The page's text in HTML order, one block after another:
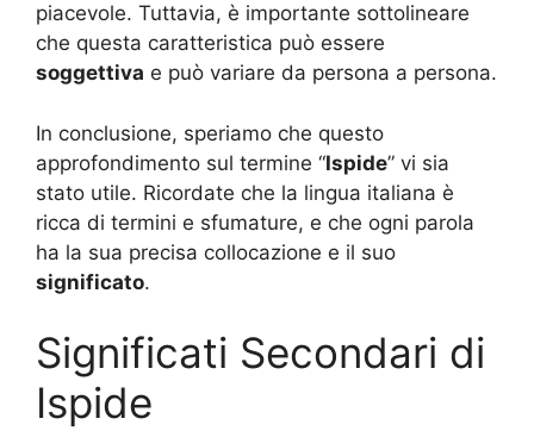
piacevole. Tuttavia, è importante sottolineare
che questa caratteristica può essere
soggettiva e può variare da persona a persona.
In conclusione, speriamo che questo
approfondimento sul termine “Ispide” vi sia
stato utile. Ricordate che la lingua italiana è
ricca di termini e sfumature, e che ogni parola
ha la sua precisa collocazione e il suo
significato.
Significati Secondari di
Ispide